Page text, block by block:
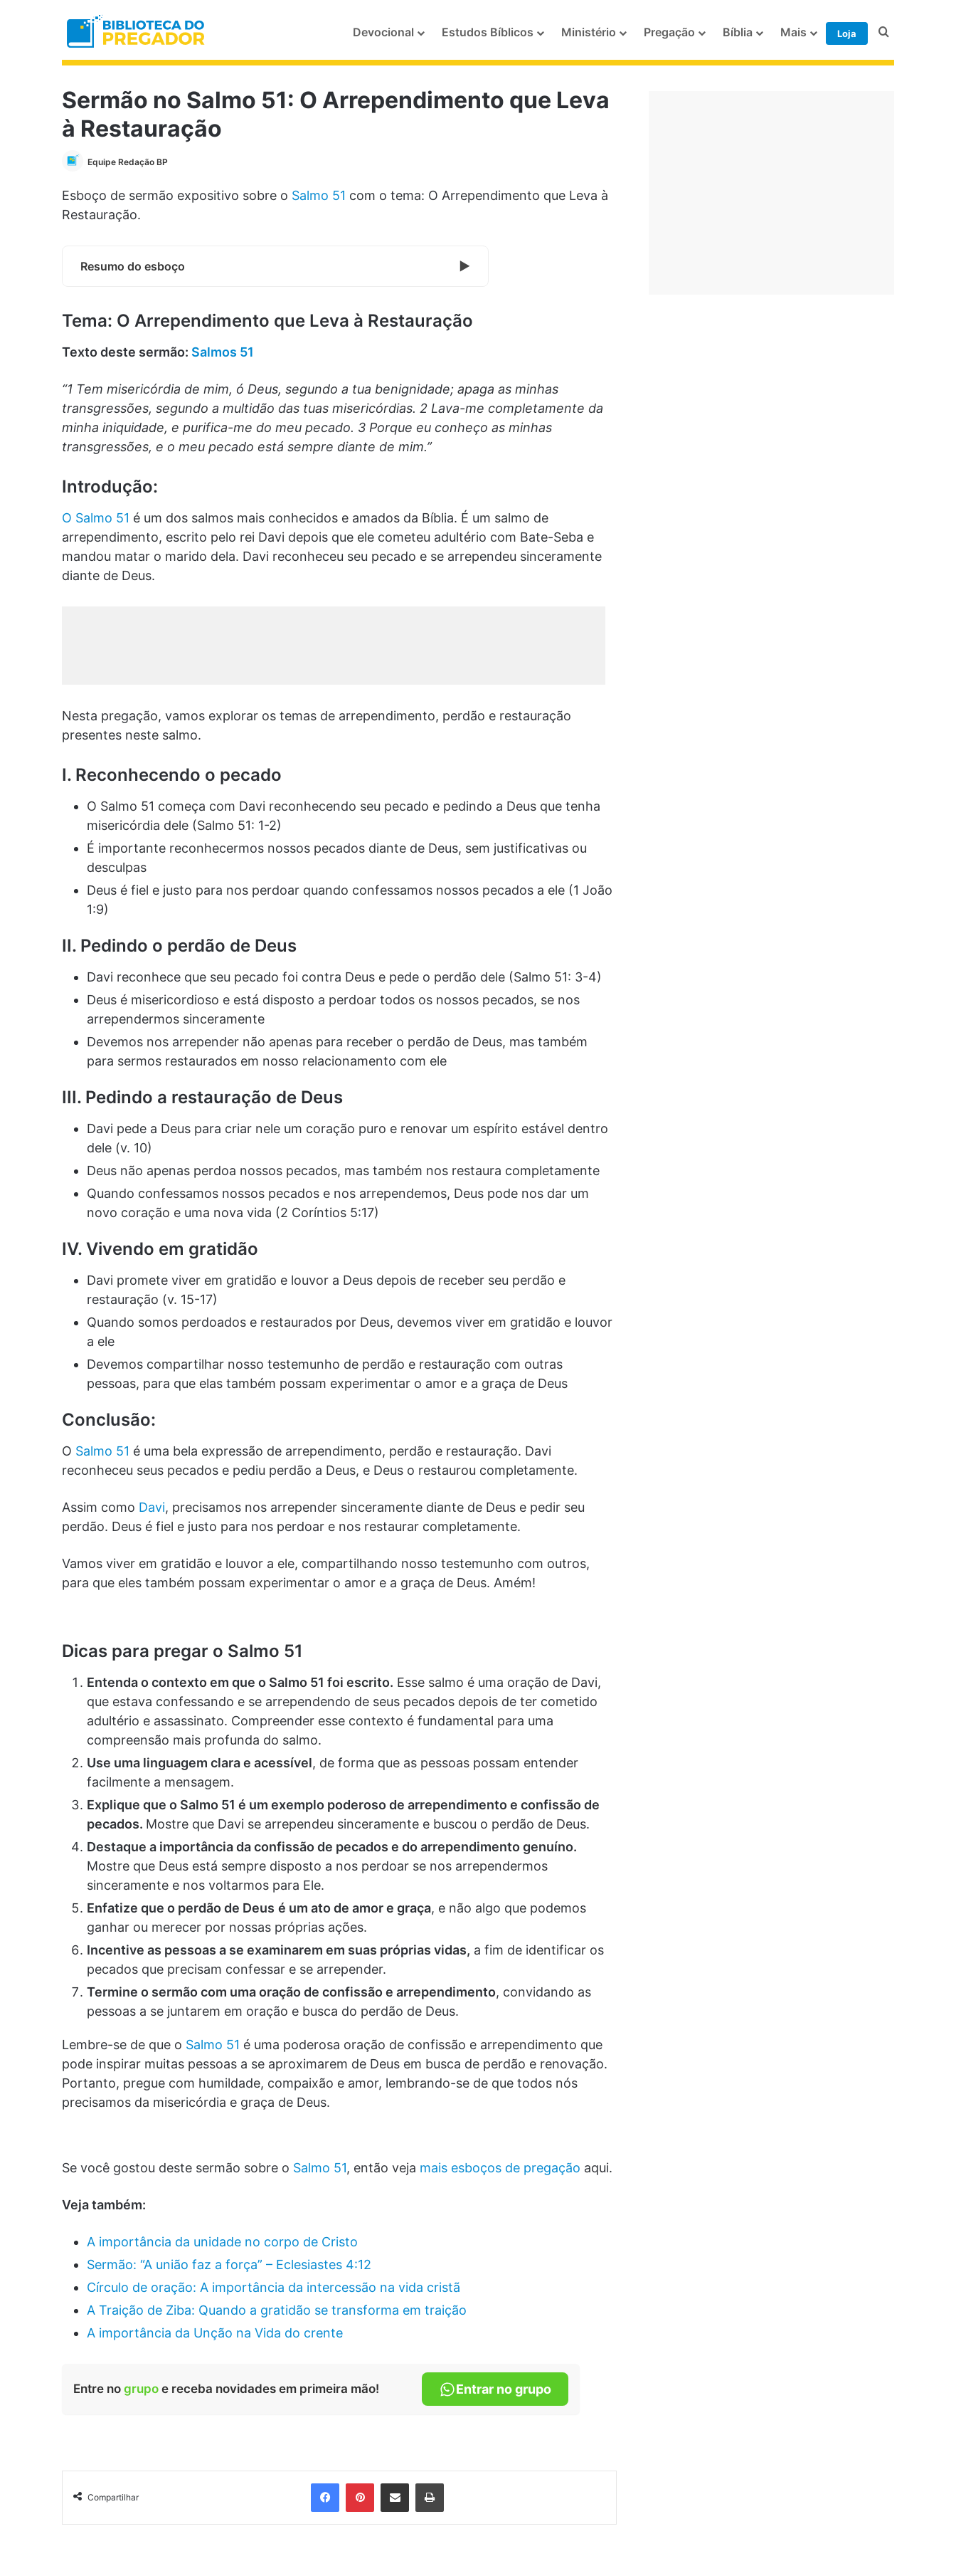
Devocional Estudos Bíblicos Ministério Pregação Bíblia Mais Loja Procurar por
Sermão no Salmo 51: O Arrependimento que Leva
à Restauração
Equipe Redação BP
Esboço de sermão expositivo sobre o Salmo 51 com o tema: O Arrependimento que Leva à
Restauração.
Resumo do esboço
Tema: O Arrependimento que Leva à Restauração
Texto deste sermão: Salmos 51
“1 Tem misericórdia de mim, ó Deus, segundo a tua benignidade; apaga as minhas
transgressões, segundo a multidão das tuas misericórdias. 2 Lava-me completamente da
minha iniquidade, e purifica-me do meu pecado. 3 Porque eu conheço as minhas
transgressões, e o meu pecado está sempre diante de mim.”
Introdução:
O Salmo 51 é um dos salmos mais conhecidos e amados da Bíblia. É um salmo de
arrependimento, escrito pelo rei Davi depois que ele cometeu adultério com Bate-Seba e
mandou matar o marido dela. Davi reconheceu seu pecado e se arrependeu sinceramente
diante de Deus.
Nesta pregação, vamos explorar os temas de arrependimento, perdão e restauração
presentes neste salmo.
I. Reconhecendo o pecado
O Salmo 51 começa com Davi reconhecendo seu pecado e pedindo a Deus que tenha
misericórdia dele (Salmo 51: 1-2)
É importante reconhecermos nossos pecados diante de Deus, sem justificativas ou
desculpas
Deus é fiel e justo para nos perdoar quando confessamos nossos pecados a ele (1 João
1:9)
II. Pedindo o perdão de Deus
Davi reconhece que seu pecado foi contra Deus e pede o perdão dele (Salmo 51: 3-4)
Deus é misericordioso e está disposto a perdoar todos os nossos pecados, se nos
arrependermos sinceramente
Devemos nos arrepender não apenas para receber o perdão de Deus, mas também
para sermos restaurados em nosso relacionamento com ele
III. Pedindo a restauração de Deus
Davi pede a Deus para criar nele um coração puro e renovar um espírito estável dentro
dele (v. 10)
Deus não apenas perdoa nossos pecados, mas também nos restaura completamente
Quando confessamos nossos pecados e nos arrependemos, Deus pode nos dar um
novo coração e uma nova vida (2 Coríntios 5:17)
IV. Vivendo em gratidão
Davi promete viver em gratidão e louvor a Deus depois de receber seu perdão e
restauração (v. 15-17)
Quando somos perdoados e restaurados por Deus, devemos viver em gratidão e louvor
a ele
Devemos compartilhar nosso testemunho de perdão e restauração com outras
pessoas, para que elas também possam experimentar o amor e a graça de Deus
Conclusão:
O Salmo 51 é uma bela expressão de arrependimento, perdão e restauração. Davi
reconheceu seus pecados e pediu perdão a Deus, e Deus o restaurou completamente.
Assim como Davi, precisamos nos arrepender sinceramente diante de Deus e pedir seu
perdão. Deus é fiel e justo para nos perdoar e nos restaurar completamente.
Vamos viver em gratidão e louvor a ele, compartilhando nosso testemunho com outros,
para que eles também possam experimentar o amor e a graça de Deus. Amém!
Dicas para pregar o Salmo 51
Entenda o contexto em que o Salmo 51 foi escrito. Esse salmo é uma oração de Davi,
que estava confessando e se arrependendo de seus pecados depois de ter cometido
adultério e assassinato. Compreender esse contexto é fundamental para uma
compreensão mais profunda do salmo.
Use uma linguagem clara e acessível, de forma que as pessoas possam entender
facilmente a mensagem.
Explique que o Salmo 51 é um exemplo poderoso de arrependimento e confissão de
pecados. Mostre que Davi se arrependeu sinceramente e buscou o perdão de Deus.
Destaque a importância da confissão de pecados e do arrependimento genuíno.
Mostre que Deus está sempre disposto a nos perdoar se nos arrependermos
sinceramente e nos voltarmos para Ele.
Enfatize que o perdão de Deus é um ato de amor e graça, e não algo que podemos
ganhar ou merecer por nossas próprias ações.
Incentive as pessoas a se examinarem em suas próprias vidas, a fim de identificar os
pecados que precisam confessar e se arrepender.
Termine o sermão com uma oração de confissão e arrependimento, convidando as
pessoas a se juntarem em oração e busca do perdão de Deus.
Lembre-se de que o Salmo 51 é uma poderosa oração de confissão e arrependimento que
pode inspirar muitas pessoas a se aproximarem de Deus em busca de perdão e renovação.
Portanto, pregue com humildade, compaixão e amor, lembrando-se de que todos nós
precisamos da misericórdia e graça de Deus.
Se você gostou deste sermão sobre o Salmo 51, então veja mais esboços de pregação aqui.
Veja também:
A importância da unidade no corpo de Cristo
Sermão: “A união faz a força” – Eclesiastes 4:12
Círculo de oração: A importância da intercessão na vida cristã
A Traição de Ziba: Quando a gratidão se transforma em traição
A importância da Unção na Vida do crente
Entre no grupo e receba novidades em primeira mão! Entrar no grupo
Compartilhar
FacebookPinterest
Compartilhar via e-mail Imprimir